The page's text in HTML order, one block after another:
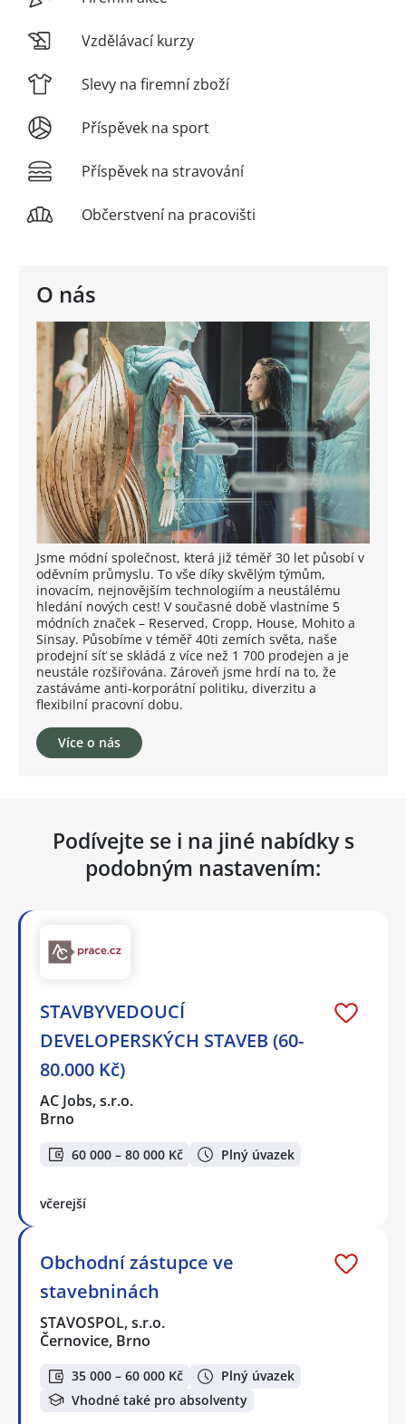
O nás
Jsme módní společnost, která již téměř 30 let působí v
oděvním průmyslu. To vše díky skvělým týmům,
inovacím, nejnovějším technologiím a neustálému
hledání nových cest! V současné době vlastníme 5
módních značek – Reserved, Cropp, House, Mohito a
Sinsay. Působíme v téměř 40ti zemích světa, naše
prodejní síť se skládá z více než 1 700 prodejen a je
neustále rozšiřována. Zároveň jsme hrdí na to, že
zastáváme anti-korporátní politiku, diverzitu a
flexibilní pracovní dobu.
Více o nás
Vzdělávací kurzy
Slevy na firemní zboží
Příspěvek na sport
Příspěvek na stravování
Občerstvení na pracovišti
Podívejte se i na jiné nabídky s
podobným nastavením:
STAVBYVEDOUCÍ
DEVELOPERSKÝCH STAVEB (60-
80.000 Kč)
AC Jobs, s.r.o.
Brno
60 000 – 80 000 Kč Plný úvazek
včerejší
Obchodní zástupce ve
stavebninách
STAVOSPOL, s.r.o.
Černovice, Brno
35 000 – 60 000 Kč
Plný úvazek
Vhodné také pro absolventy